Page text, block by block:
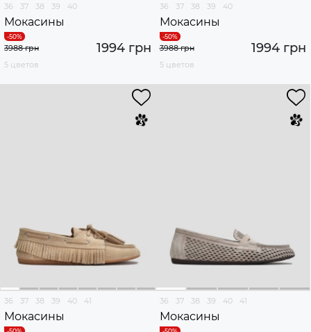
36 37 38 39 40
Мокасины
1994 грн
3988 грн
5 цветов
36 37 38 39 40
Мокасины
1994 грн
3988 грн
5 цветов
36 37 38 39 40 41
Мокасины
36 37 38 39 40 41
Мокасины